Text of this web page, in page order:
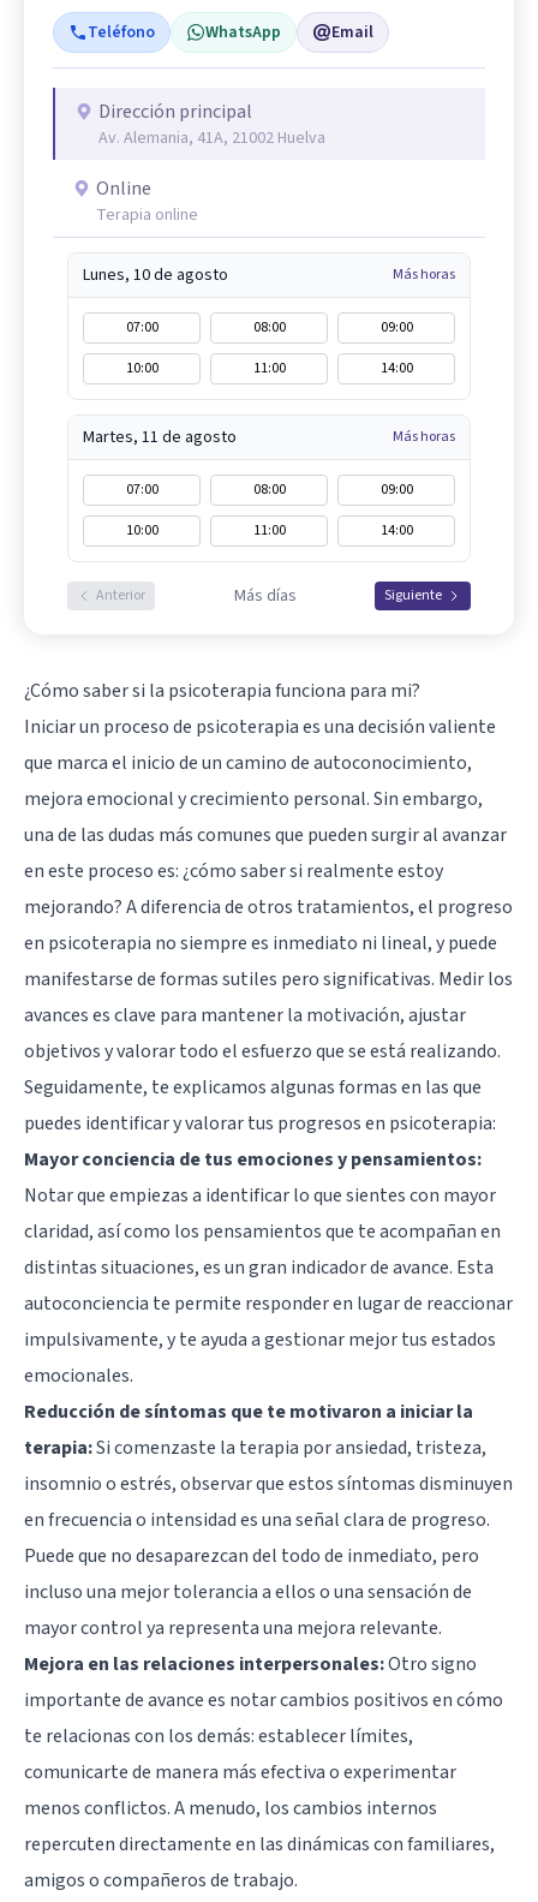
Teléfono WhatsApp Email
Dirección principal
Av. Alemania, 41A, 21002 Huelva
Online
Terapia online
Lunes, 10 de agosto Más horas
07:00 08:00
09:00
10:00
11:00 14:00
Martes, 11 de agosto Más horas
07:00 08:00
09:00
10:00
11:00 14:00
Anterior Más días Siguiente
¿Cómo saber si la psicoterapia funciona para mi?
Iniciar un proceso de psicoterapia es una decisión valiente
que marca el inicio de un camino de autoconocimiento,
mejora emocional y crecimiento personal. Sin embargo,
una de las dudas más comunes que pueden surgir al avanzar
en este proceso es: ¿cómo saber si realmente estoy
mejorando? A diferencia de otros tratamientos, el progreso
en psicoterapia no siempre es inmediato ni lineal, y puede
manifestarse de formas sutiles pero significativas. Medir los
avances es clave para mantener la motivación, ajustar
objetivos y valorar todo el esfuerzo que se está realizando.
Seguidamente, te explicamos algunas formas en las que
puedes identificar y valorar tus progresos en psicoterapia:
Mayor conciencia de tus emociones y pensamientos:
Notar que empiezas a identificar lo que sientes con mayor
claridad, así como los pensamientos que te acompañan en
distintas situaciones, es un gran indicador de avance. Esta
autoconciencia te permite responder en lugar de reaccionar
impulsivamente, y te ayuda a gestionar mejor tus estados
emocionales.
Reducción de síntomas que te motivaron a iniciar la
terapia:Si comenzaste la terapia por ansiedad, tristeza,
insomnio o estrés, observar que estos síntomas disminuyen
en frecuencia o intensidad es una señal clara de progreso.
Puede que no desaparezcan del todo de inmediato, pero
incluso una mejor tolerancia a ellos o una sensación de
mayor control ya representa una mejora relevante.
Mejora en las relaciones interpersonales:Otro signo
importante de avance es notar cambios positivos en cómo
te relacionas con los demás: establecer límites,
comunicarte de manera más efectiva o experimentar
menos conflictos. A menudo, los cambios internos
repercuten directamente en las dinámicas con familiares,
amigos o compañeros de trabajo.